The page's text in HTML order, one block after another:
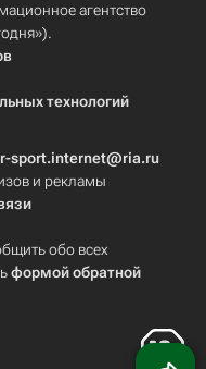
агентство
технологий
r-sport.internet@ria.ru
и рекламы
обо всех
формой обратной